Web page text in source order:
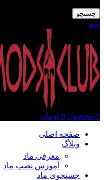
جستجو
منو
0 محصول 0 تومان
صفحه اصلی
وبلاگ
معرفی ماد
آموزش نصب ماد
جستجوی ماد